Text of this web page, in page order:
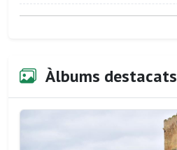
Àlbums destacats